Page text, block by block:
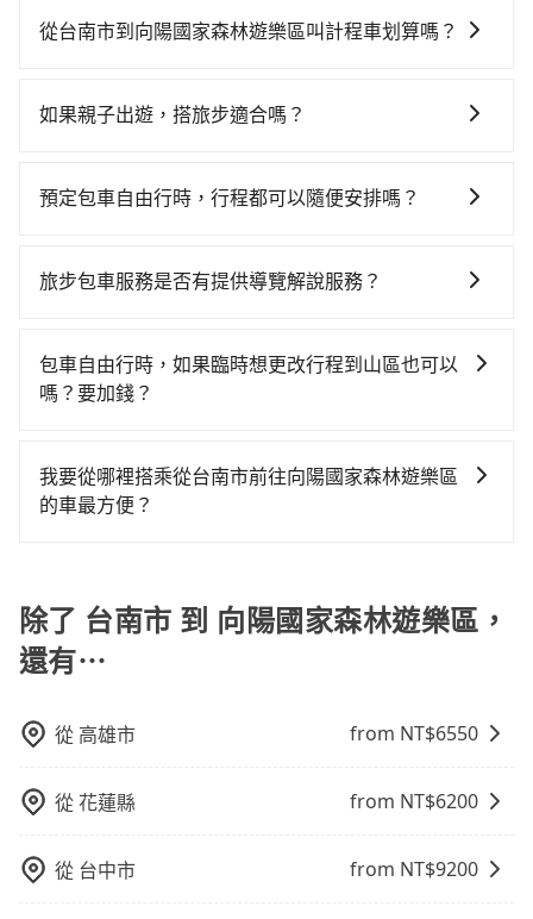
站內購買高鐵票、通過閘口、並在月台上等待列車的到
再用10分鐘出站、等待車站前排班的計程車，搭上小黃
時29分鐘，假設一人獨行，交通費總計7,340元。不過台
北大城市的20倍。縱使幸運攔到一輛小黃了，台南市少
則僅需花費約7,150元，費時3小時32分鐘。選擇搭乘高
鐵而不預約包車，不僅至少額外負擔190元車資，而且更
在車上休息，那在台南市歸仁區有約5間租車車行，比方
Tiida，一天租金約$1,500，九人座如Hyundai Starex
元）、保險費、罰單另計多數租車合約上都會載明每日
租乙還的服務，假設你當天就往返台南市（歸仁區）與
陽國家森林遊樂區的途中預計邊開邊玩，那租車一整天
確實就非常方便划算，但前提就是犧牲了當天要開車的
另外承租過程繁瑣，租還通常需額外花費30分鐘做簽約
與車體檢查，甚至還要先自行加滿油，如遇到不肖業
從台南市到向陽國家森林遊樂區叫計程車划算嗎？
灣大車隊、Uber、Line Taxi、Yoxi等。依照里程跳錶計
臨時叫到小黃的難度是台北或新北的20倍之多。如果當
事先做好規劃。再加上台南市有些計程車司機不按錶計
的跳表小黃可能較為便宜，但仍有臨時攔不到車以及計
程車司機不跳錶計費的風險，如你們人數在五人以上，
如果親子出遊，搭旅步適合嗎？
椅及兒童用增高墊供您選購(租借300元/個)，讓您和孩子
預定包車自由行時，行程都可以隨便安排嗎？
沒有到達海拔1500公里以上的山區，行程都是可以依照
旅步包車服務是否有提供導覽解說服務？
需要導覽服務，可事先透過電子郵件
booking@tripool.app聯繫我們，將有專人協助回覆確
包車自由行時，如果臨時想更改行程到山區也可以
嗎？要加錢？
旅步可能會根據行經的路線是否超過海拔1500公尺來進
行額外的費用收取。但是，這些費用會在您下訂單後、
我要從哪裡搭乘從台南市前往向陽國家森林遊樂區
的車最方便？
得到，我們就保證發車。直接在官網上輸入住家地址、
辦公大樓、飯店民宿、各地車站、機場航廈、甚至風景
區，我們司機都會依照訂單上的資訊依約接送。
除了 台南市 到 向陽國家森林遊樂區，
還有⋯
從 高雄市 from NT$6550
從花蓮縣 from NT$6200
從 台中市 from NT$9200